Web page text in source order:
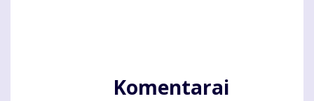
Komentarai